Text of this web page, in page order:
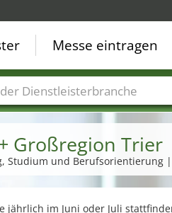
Großregion Trier
Studium und Berufsorientierung
jährlich im Juni oder Juli
Messe eintragen
Dienstleisterbranchen